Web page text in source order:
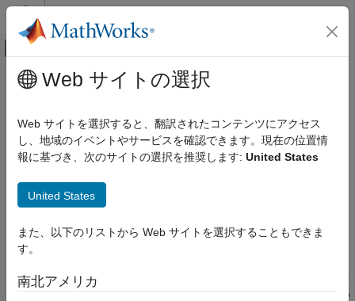
コンテンツへスキップ
オフキャンバス ナビゲーション メ
ドキュメンテーションのホーム
コード検証
Polyspace Bug Finder
Polyspace Bug Finder の結果
MISRA C:2023 命令およびルール
項目一覧
メインコンテンツ
MISRA C:2023 Rule 23.1
A generic selection should only be expanded from a macro
R2024a 以降
説明
根拠
総称選択では、引数の型をクエリして、型に合わせて異なるアク
ションを選択できます。引数の型に応じたアクションを選択する
Web サイトの選択
Web サイトを選択すると、翻訳されたコンテンツにアクセス
し、地域のイベントやサービスを確認できます。現在の位置情
報に基づき、次のサイトの選択を推奨します: United States
United States
また、以下のリストから Web サイトを選択することもできま
す。
南北アメリカ